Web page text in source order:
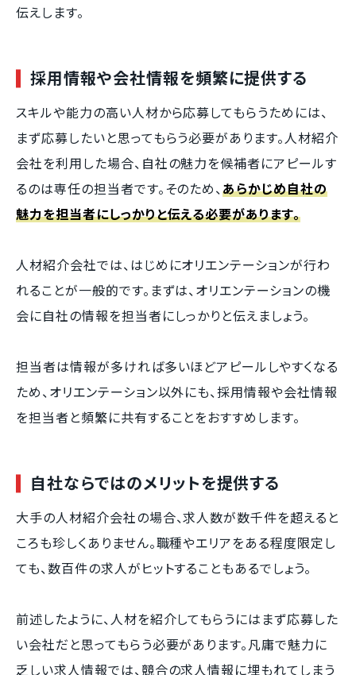
伝えします。
採用情報や会社情報を頻繁に提供する
スキルや能力の高い人材から応募してもらうためには、
まず応募したいと思ってもらう必要があります。人材紹介
会社を利用した場合、自社の魅力を候補者にアピールす
るのは専任の担当者です。そのため、あらかじめ自社の
魅力を担当者にしっかりと伝える必要があります。
人材紹介会社では、はじめにオリエンテーションが行わ
れることが一般的です。まずは、オリエンテーションの機
会に自社の情報を担当者にしっかりと伝えましょう。
担当者は情報が多ければ多いほどアピールしやすくなる
ため、オリエンテーション以外にも、採用情報や会社情報
を担当者と頻繁に共有することをおすすめします。
自社ならではのメリットを提供する
大手の人材紹介会社の場合、求人数が数千件を超えると
ころも珍しくありません。職種やエリアをある程度限定し
ても、数百件の求人がヒットすることもあるでしょう。
前述したように、人材を紹介してもらうにはまず応募した
い会社だと思ってもらう必要があります。凡庸で魅力に
乏しい求人情報では、競合の求人情報に埋もれてしまう